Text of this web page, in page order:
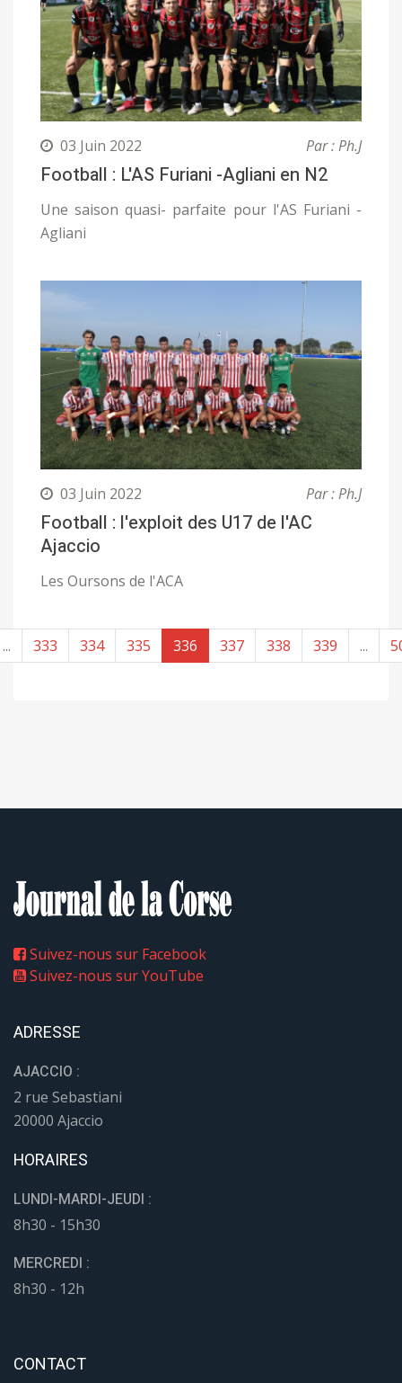
03 Juin 2022 Par : Ph.J
Football : L'AS Furiani -Agliani en N2
Une saison quasi- parfaite pour l'AS Furiani -
Agliani
03 Juin 2022 Par : Ph.J
Football : l'exploit des U17 de l'AC
Ajaccio
Les Oursons de l'ACA
... 333 334 335 336 337 338 339 ...
Suivez-nous sur Facebook
Suivez-nous sur YouTube
ADRESSE
AJACCIO :
2 rue Sebastiani
20000 Ajaccio
HORAIRES
LUNDI-MARDI-JEUDI :
8h30 - 15h30
MERCREDI :
8h30 - 12h
CONTACT